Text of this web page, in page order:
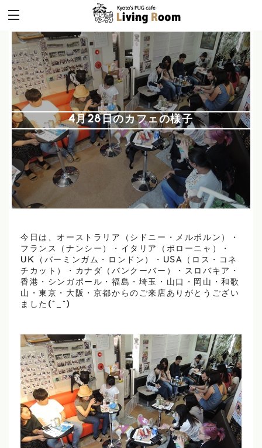
4月28日のカフェの様子
今日は、オーストラリア（シドニー・メルボルン）・
フランス（ナンシー）・イタリア（ボローニャ）・
UK（バーミンガム・ロンドン）・USA（ロス・コネ
チカット）・カナダ（バンクーバー）・スロバキア・
香港・シンガポール・福島・埼玉・山口・岡山・和歌
山・東京・大阪・京都からのご来店ありがとうござい
ました(^_^)